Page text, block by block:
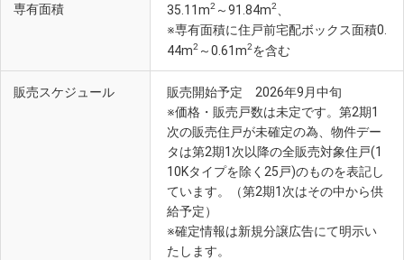
専有面積 35.11m2 ～91.84m2
※専有面積に住戸前宅配ボックス面積0.
44m2 ～0.61m2を含む
販売スケジュール
販売開始予定 2026年9月中旬
※価格・販売戸数は未定です。第2期1
次の販売住戸が未確定の為、物件デー
タは第2期1次以降の全販売対象住戸(1
10Kタイプを除く25戸)のものを表記し
ています。（第2期1次はその中から供
給予定）
※確定情報は新規分譲広告にて明示い
たします。